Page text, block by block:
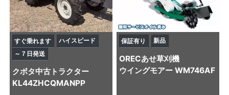
すぐ乗れます
ハイスピード
～７日発送
クボタ中古トラクター
KL44ZHCQMANPP
保証有り 新品
ORECあせ草刈機
ウイングモアー WM746AF